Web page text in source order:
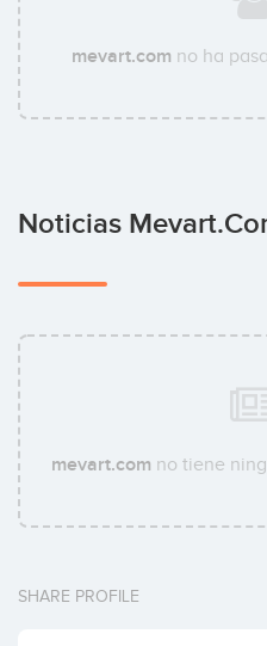
mevart.com no ha
Noticias
mevart.com no tiene
SHARE PROFILE